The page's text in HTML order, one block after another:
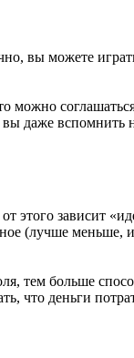
вы можете
даже вспомнить
этого зависит
(лучше меньше,
тем больше
что деньги